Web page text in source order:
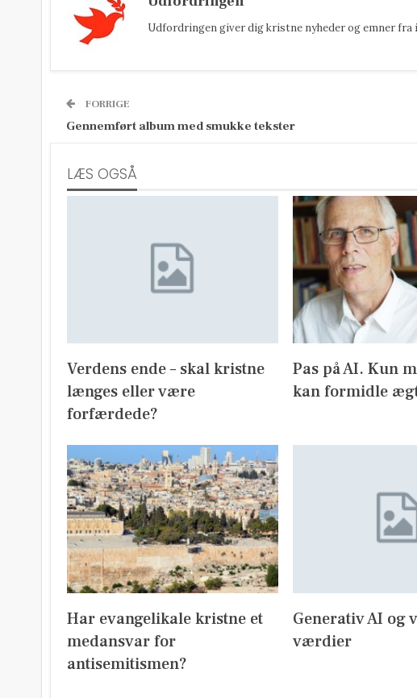
Udfordringen giver dig kristne nyheder og emner fra
FORRIGE
Gennemført album med smukke tekster
LÆS OGSÅ
Verdens ende – skal kristne
længes eller være
forfærdede?
Pas på AI. Kun
kan formidle
Har evangelikale kristne et
medansvar for
antisemitismen?
Generativ AI og
værdier